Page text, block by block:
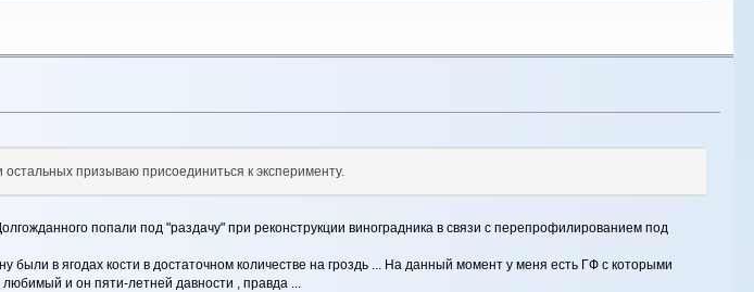
призываю присоединиться к эксперименту.
попали под "раздачу" при реконструкции виноградника в связи с перепрофилированием под
были в ягодах кости в достаточном количестве на гроздь ... На данный момент у меня есть ГФ с которыми
и он пяти-летней давности , правда ...